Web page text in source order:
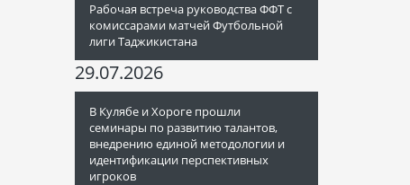
Рабочая встреча руководства ФФТ с
комиссарами матчей Футбольной
лиги Таджикистана
29.07.2026
В Кулябе и Хороге прошли
семинары по развитию талантов,
внедрению единой методологии и
идентификации перспективных
игроков